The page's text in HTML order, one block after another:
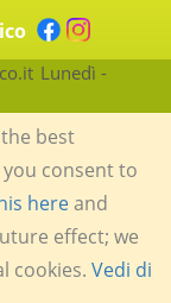
Lunedì -
best
you consent to
hereand
effect; we
cookies. Vedi di